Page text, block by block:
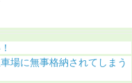
場に無事格納されてしまう